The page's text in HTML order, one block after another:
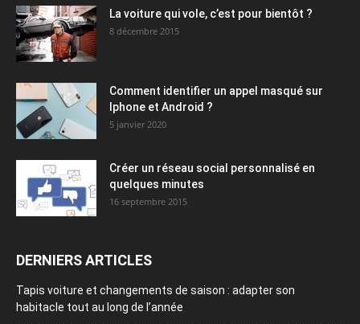
La voiture qui vole, c’est pour bientôt ?
8 décembre 2015
Comment identifier un appel masqué sur
Iphone et Android ?
5 janvier 2020
Créer un réseau social personnalisé en
quelques minutes
16 septembre 2015
DERNIERS ARTICLES
Tapis voiture et changements de saison : adapter son
habitacle tout au long de l’année